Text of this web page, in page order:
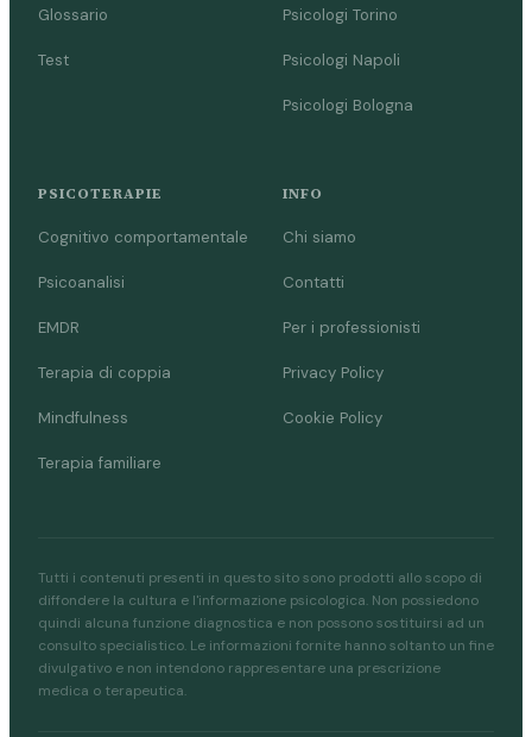
Glossario
Test
Psicologi Torino
Psicologi Napoli
Psicologi Bologna
PSICOTERAPIE
Cognitivo comportamentale
Psicoanalisi
EMDR
Terapia di coppia
Mindfulness
Terapia familiare
INFO
Chi siamo
Contatti
Per i professionisti
Privacy Policy
Cookie Policy
Tutti i contenuti presenti in questo sito sono prodotti allo scopo di
diffondere la cultura e l'informazione psicologica. Non possiedono
quindi alcuna funzione diagnostica e non possono sostituirsi ad un
consulto specialistico. Le informazioni fornite hanno soltanto un fine
divulgativo e non intendono rappresentare una prescrizione
medica o terapeutica.